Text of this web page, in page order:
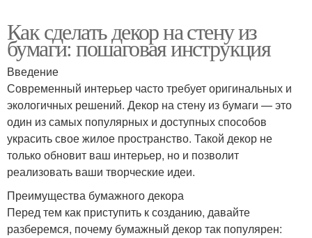
Как сделать декор на стену из
бумаги: пошаговая инструкция
Введение
Современный интерьер часто требует оригинальных и
экологичных решений. Декор на стену из бумаги — это
один из самых популярных и доступных способов
украсить свое жилое пространство. Такой декор не
только обновит ваш интерьер, но и позволит
реализовать ваши творческие идеи.
Преимущества бумажного декора
Перед тем как приступить к созданию, давайте
разберемся, почему бумажный декор так популярен: